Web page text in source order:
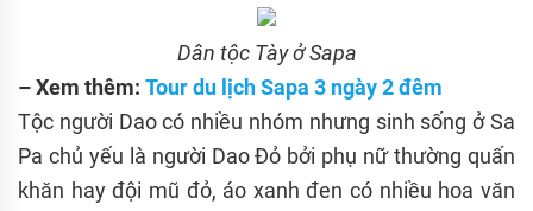
Dân tộc Tày ở Sapa
– Xem thêm: Tour du l ịch Sapa 3 ngày 2 đêm
Tộc người Dao có nhiều nhóm nhưng sinh sống ở Sa
Pa chủ yếu là người Dao Đỏ bởi phụ nữ thường quấn
khăn hay đội mũ đỏ, áo xanh đen có nhiều hoa văn